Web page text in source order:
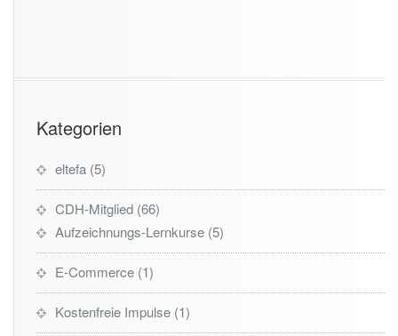
Kategorien
eltefa 5
CDH-Mitglied 66
Aufzeichnungs-Lernkurse 5
E-Commerce 1
Kostenfreie Impulse 1